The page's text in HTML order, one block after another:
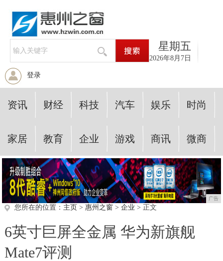
星期五
2026年8月7日
登录
资讯 财经 科技 汽车 娱乐 时尚
家居 教育 企业 游戏 商讯 微商
广告
您所在的位置： 主页 > 惠州之窗> 企业 > 正文
6英寸巨屏全金属 华为新旗舰
Mate7评测